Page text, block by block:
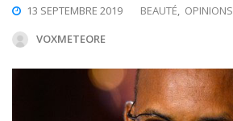
13 SEPTEMBRE 2019 BEAUTÉ
OPINIONS
VOXMETEORE